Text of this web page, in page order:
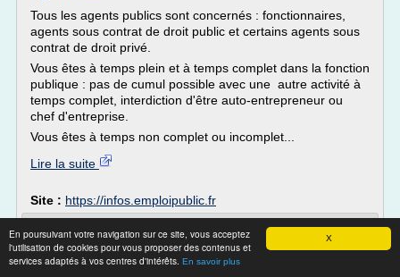
X
En poursuivant votre navigation sur ce site, vous acceptez
l'utilisation de cookies pour vous proposer des contenus et
services adaptés à vos centres d'intérêts. En savoir plus
Tous les agents publics sont concernés : fonctionnaires,
agents sous contrat de droit public et certains agents sous
contrat de droit privé.
Vous êtes à temps plein et à temps complet dans la fonction
publique : pas de cumul possible avec une autre activité à
temps complet, interdiction d'être auto-entrepreneur ou
chef d'entreprise.
Vous êtes à temps non complet ou incomplet...
Lire la suite
Site : https://infos.emploipublic.fr
Concours externe d’accès au corps des
attachés de la DGSE ...